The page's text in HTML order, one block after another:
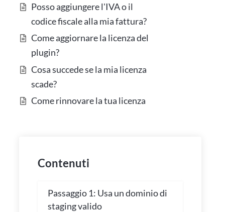
Posso aggiungere l'IVA o il
codice fiscale alla mia fattura?
Come aggiornare la licenza del
plugin?
Cosa succede se la mia licenza
scade?
Come rinnovare la tua licenza
Contenuti
Passaggio 1: Usa un dominio di
staging valido